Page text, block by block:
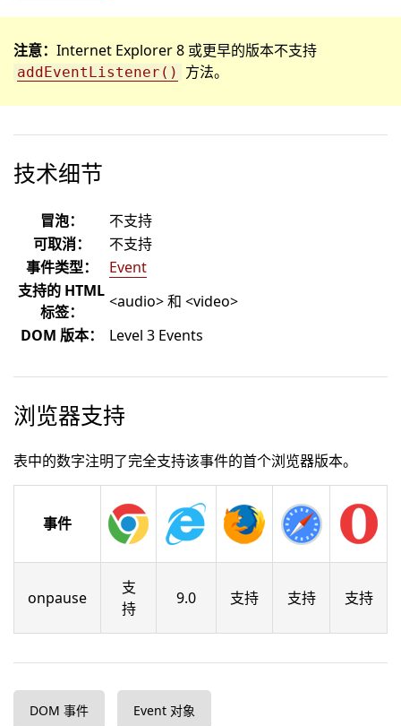
注意： Internet Explorer 8 或更早的版本不支持
addEventListener() 方法。
技术细节
冒泡：
不支持
可取消：
不支持
事件类型：
Event
支持的 HTML
标签：
<audio> 和 <video>
DOM 版本：
Level 3 Events
浏览器支持
表中的数字注明了完全支持该事件的首个浏览器版本。
事件
onpause
支
持
9.0 支持 支持 支持
DOM 事件 Event 对象